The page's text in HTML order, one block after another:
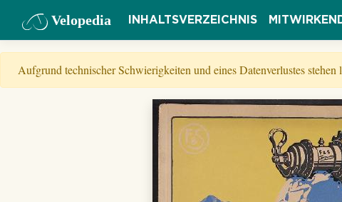
Velopedia INHALTSVERZEICHNIS
Aufgrund technischer Schwierigkeiten und eines Datenverlustes